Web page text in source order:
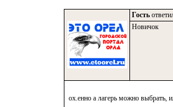
Гость
Новичок
ох.енно а лагерь можно выбрать,